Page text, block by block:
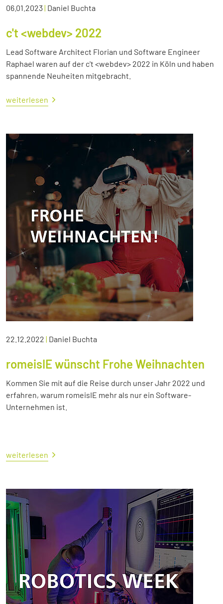
06.01.2023| Daniel Buchta
c't <webdev> 2022
Lead Software Architect Florian und Software Engineer
Raphael waren auf der c't <webdev> 2022 in Köln und haben
spannende Neuheiten mitgebracht.
weiterlesen
22.12.2022 | Daniel Buchta
romeisIE wünscht Frohe Weihnachten
Kommen Sie mit auf die Reise durch unser Jahr 2022 und
erfahren, warum romeisIE mehr als nur ein Software-
Unternehmen ist.
weiterlesen